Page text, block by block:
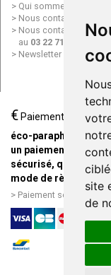
site
de
Qui sommes nous ?
Nous contacter par e-
Nous contacter par
au 03 22 71 64 10
Newsletter
€ Paiement
éco-
un paiement
sécurisé, quel que
mode de règlement
Paiement sécurisé et